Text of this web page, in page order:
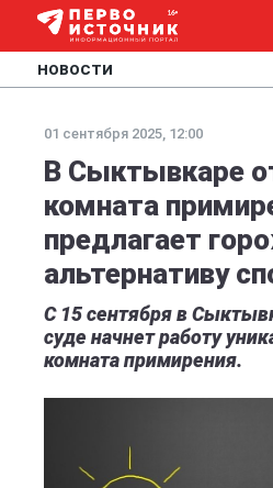
НОВОСТИ
01 сентября 2025, 12:00
В Сыктывкаре
комната
предлагает
альтернативу
С 15 сентября в
суде начнет работу
комната примирения.